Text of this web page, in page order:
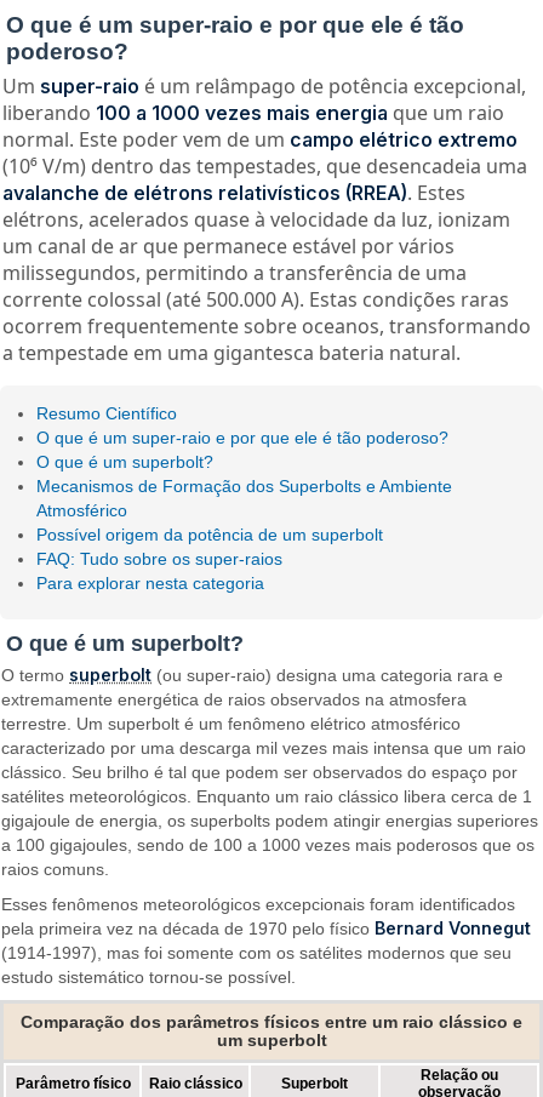
O que é um super-raio e por que ele é tão
poderoso?
Um super-raio é um relâmpago de potência excepcional,
liberando 100 a 1000 vezes mais energia que um raio
normal. Este poder vem de um campo elétrico extremo
(10⁶ V/m) dentro das tempestades, que desencadeia uma
avalanche de elétrons relativísticos (RREA). Estes
elétrons, acelerados quase à velocidade da luz, ionizam
um canal de ar que permanece estável por vários
milissegundos, permitindo a transferência de uma
corrente colossal (até 500.000 A). Estas condições raras
ocorrem frequentemente sobre oceanos, transformando
a tempestade em uma gigantesca bateria natural.
Resumo Científico
O que é um super-raio e por que ele é tão poderoso?
O que é um superbolt?
Mecanismos de Formação dos Superbolts e Ambiente
Atmosférico
Possível origem da potência de um superbolt
FAQ: Tudo sobre os super-raios
Para explorar nesta categoria
O que é um superbolt?
O termo superbolt (ou super-raio) designa uma categoria rara e
extremamente energética de raios observados na atmosfera
terrestre. Um superbolt é um fenômeno elétrico atmosférico
caracterizado por uma descarga mil vezes mais intensa que um raio
clássico. Seu brilho é tal que podem ser observados do espaço por
satélites meteorológicos. Enquanto um raio clássico libera cerca de 1
gigajoule de energia, os superbolts podem atingir energias superiores
a 100 gigajoules, sendo de 100 a 1000 vezes mais poderosos que os
raios comuns.
Esses fenômenos meteorológicos excepcionais foram identificados
pela primeira vez na década de 1970 pelo físico Bernard Vonnegut
(1914-1997), mas foi somente com os satélites modernos que seu
estudo sistemático tornou-se possível.
Comparação dos parâmetros físicos entre um raio clássico e
um superbolt
Parâmetro físico Raio clássico Superbolt
Relação ou
observação